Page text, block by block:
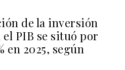
de la inversión
PIB se situó por
en 2025, según